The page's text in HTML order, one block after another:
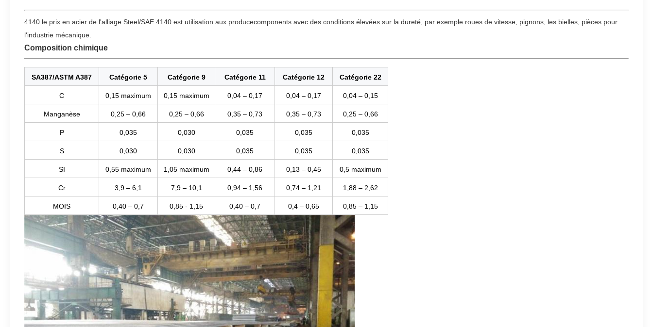
4140 le prix en acier de l'alliage Steel/SAE 4140 est utilisation aux producecomponents avec des conditions élevées sur la dureté, par exemple roues de vitesse, pignons, les bielles, pièces pour
l'industrie mécanique.
Composition chimique
SA387/ASTM A387 Catégorie 5 Catégorie 9 Catégorie 11 Catégorie 12 Catégorie 22
C 0,15 maximum 0,15 maximum 0,04 – 0,17 0,04 – 0,17 0,04 – 0,15
Manganèse 0,25 – 0,66 0,25 – 0,66 0,35 – 0,73 0,35 – 0,73 0,25 – 0,66
P 0,035 0,030 0,035 0,035 0,035
S 0,030 0,030 0,035 0,035 0,035
SI 0,55 maximum 1,05 maximum 0,44 – 0,86 0,13 – 0,45 0,5 maximum
Cr 3,9 – 6,1 7,9 – 10,1 0,94 – 1,56 0,74 – 1,21 1,88 – 2,62
MOIS 0,40 – 0,7 0,85 - 1,15 0,40 – 0,7 0,4 – 0,65 0,85 – 1,15